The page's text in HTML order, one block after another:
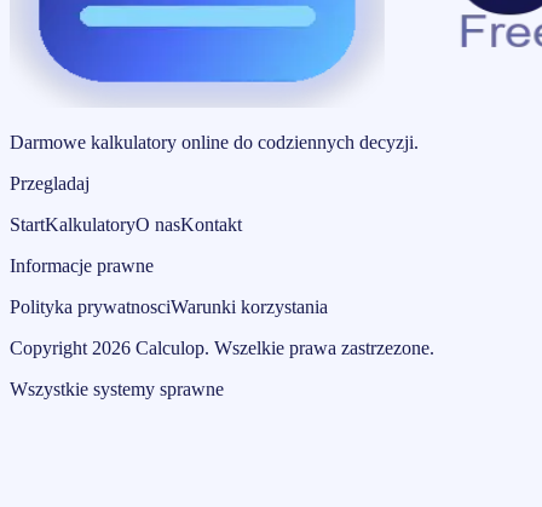
Darmowe kalkulatory online do codziennych decyzji.
Przegladaj
StartKalkulatoryO nasKontakt
Informacje prawne
Polityka prywatnosciWarunki korzystania
Copyright 2026 Calculop. Wszelkie prawa zastrzezone.
Wszystkie systemy sprawne